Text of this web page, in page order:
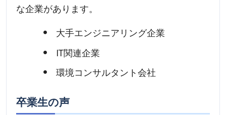
な企業があります。
大手エンジニアリング企業
IT関連企業
環境コンサルタント会社
卒業生の声